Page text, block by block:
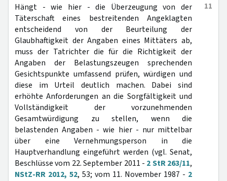
11
Hängt - wie hier - die Überzeugung von der
Täterschaft eines bestreitenden Angeklagten
entscheidend von der Beurteilung der
Glaubhaftigkeit der Angaben eines Mittäters ab,
muss der Tatrichter die für die Richtigkeit der
Angaben der Belastungszeugen sprechenden
Gesichtspunkte umfassend prüfen, würdigen und
diese im Urteil deutlich machen. Dabei sind
erhöhte Anforderungen an die Sorgfältigkeit und
Vollständigkeit der vorzunehmenden
Gesamtwürdigung zu stellen, wenn die
belastenden Angaben - wie hier - nur mittelbar
über eine Vernehmungsperson in die
Hauptverhandlung eingeführt werden (vgl. Senat,
Beschlüsse vom 22. September 2011 - 2 StR 263/11,
NStZ-RR 2012, 52, 53; vom 11. November 1987 - 2